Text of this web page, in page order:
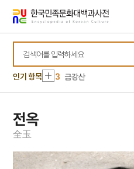
바로가기
바로가기
인기 항목
10 일제강점기
1 금성대군
2 효감천
3 금강산
4 북조선임시인민위원회
8
송하인물도
전옥
全玉